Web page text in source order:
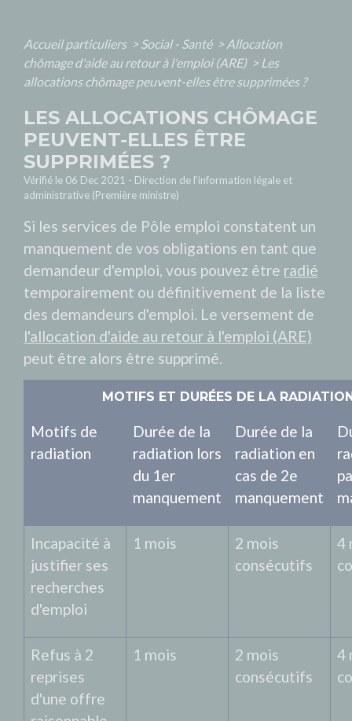
Accueil particuliers > Social - Santé > Allocation
chômage d'aide au retour à l'emploi (ARE) > Les
allocations chômage peuvent-elles être supprimées ?
LES ALLOCATIONS CHÔMAGE
PEUVENT-ELLES ÊTRE
SUPPRIMÉES ?
Vérifié le 06 Dec 2021 - Direction de l'information légale et
administrative (Première ministre)
Si les services de Pôle emploi constatent un
manquement de vos obligations en tant que
demandeur d'emploi, vous pouvez être radié
temporairement ou définitivement de la liste
des demandeurs d'emploi. Le versement de
l'allocation d'aide au retour à l'emploi (ARE)
peut être alors être supprimé.
MOTIFS ET DURÉES DE LA
Motifs de
radiation
Durée de la
radiation lors
du 1er
manquement
Durée de la
radiation en
cas de 2e
manquement
Incapacité à
justifier ses
recherches
d'emploi
1 mois
2 mois
consécutifs
4
Refus à 2
reprises
d'une offre
1 mois
2 mois
consécutifs
4